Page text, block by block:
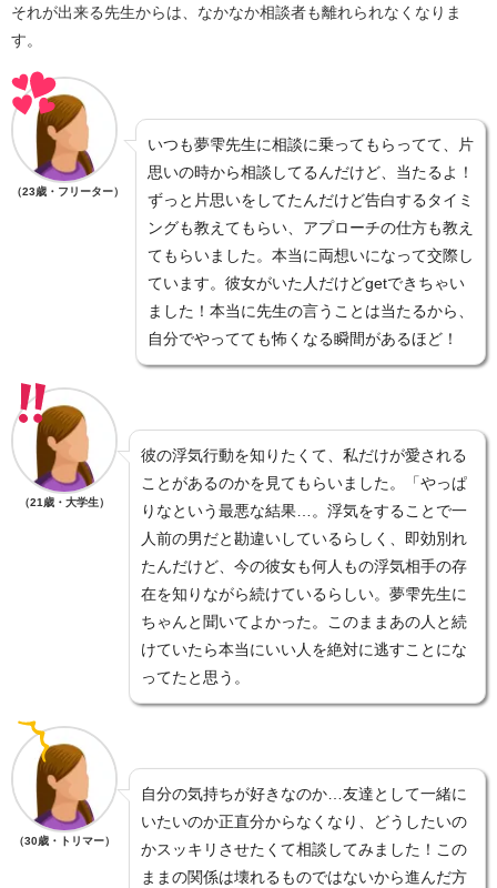
それが出来る先生からは、なかなか相談者も離れられなくなりま
す。
（23歳・フリーター）
いつも夢雫先生に相談に乗ってもらってて、片
思いの時から相談してるんだけど、当たるよ！
ずっと片思いをしてたんだけど告白するタイミ
ングも教えてもらい、アプローチの仕方も教え
てもらいました。本当に両想いになって交際し
ています。彼女がいた人だけどgetできちゃい
ました！本当に先生の言うことは当たるから、
自分でやってても怖くなる瞬間があるほど！
（21歳・大学生）
彼の浮気行動を知りたくて、私だけが愛される
ことがあるのかを見てもらいました。「やっぱ
りなという最悪な結果…。浮気をすることで一
人前の男だと勘違いしているらしく、即効別れ
たんだけど、今の彼女も何人もの浮気相手の存
在を知りながら続けているらしい。夢雫先生に
ちゃんと聞いてよかった。このままあの人と続
けていたら本当にいい人を絶対に逃すことにな
ってたと思う。
（30歳・トリマー）
自分の気持ちが好きなのか…友達として一緒に
いたいのか正直分からなくなり、どうしたいの
かスッキリさせたくて相談してみました！この
ままの関係は壊れるものではないから進んだ方